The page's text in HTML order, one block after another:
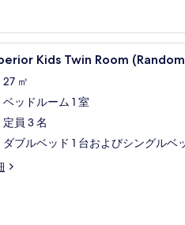
| 高級寝具、セーフティボックス
Superior
Kids Twin Room
27 ㎡
ベッドルーム 1 室
定員 3 名
ダブルベッド 1 台およびシングルベ